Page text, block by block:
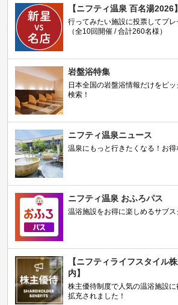
【ニフティ温泉 百名湯2026】
行ってみたい施設に投票してプレ
（全10回開催 / 合計260名様）
岩盤浴特集
日本全国の岩盤浴情報だけをピ
検索！
ニフティ温泉ニュース
温泉にもっと行きたくなる！お
ニフティ温泉 おふろパス
温浴施設をお得に楽しめるサブ
【ニフティライフスタイル
内】
株主優待制度で人気の温浴施設
拡充されました！